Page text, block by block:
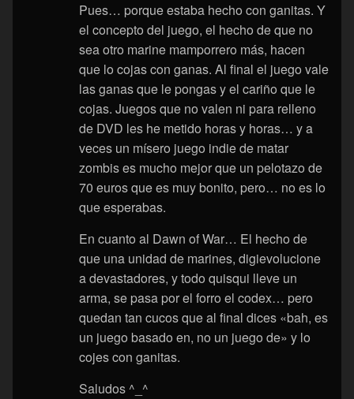
Pues… porque estaba hecho con ganitas. Y
el concepto del juego, el hecho de que no
sea otro marine mamporrero más, hacen
que lo cojas con ganas. Al final el juego vale
las ganas que le pongas y el cariño que le
cojas. Juegos que no valen ni para relleno
de DVD les he metido horas y horas… y a
veces un mísero juego indie de matar
zombis es mucho mejor que un pelotazo de
70 euros que es muy bonito, pero… no es lo
que esperabas.
En cuanto al Dawn of War… El hecho de
que una unidad de marines, digievolucione
a devastadores, y todo quisqui lleve un
arma, se pasa por el forro el codex… pero
quedan tan cucos que al final dices «bah, es
un juego basado en, no un juego de» y lo
cojes con ganitas.
Saludos ^_^